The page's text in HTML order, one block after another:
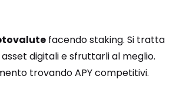
facendo staking. Si tratta
digitali e sfruttarli al meglio.
trovando APY competitivi.